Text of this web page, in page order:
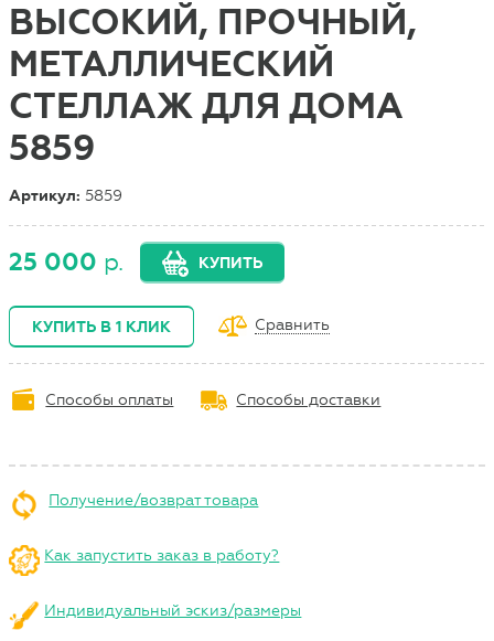
ВЫСОКИЙ, ПРОЧНЫЙ,
МЕТАЛЛИЧЕСКИЙ
СТЕЛЛАЖ ДЛЯ ДОМА
5859
Артикул: 5859
25 000 р. КУПИТЬ
КУПИТЬ В 1 КЛИК Сравнить
Способы оплаты Способы доставки
Получение/возврат товара
Как запустить заказ в работу?
Индивидуальный эскиз/размеры